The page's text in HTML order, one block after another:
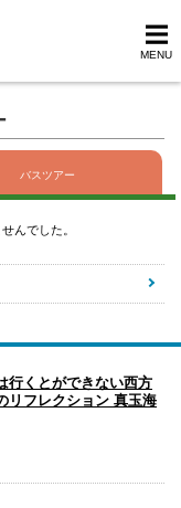
MENU
バスツアー
んでした。
行くとができない西方
リフレクション 真玉海